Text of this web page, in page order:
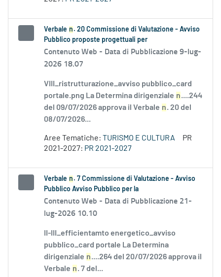
Verbale n . 20 Commissione di Valutazione - Avviso
Pubblico proposte progettuali per
Contenuto Web - Data di Pubblicazione 9-lug-
2026 18.07
VIII_ristrutturazione_avviso pubblico_card
portale.png La Determina dirigenziale n....244
del 09/07/2026 approva il Verbale n. 20 del
08/07/2026...
Aree Tematiche: TURISMO E CULTURA
PR
2021-2027: PR 2021-2027
Verbale n . 7 Commissione di Valutazione - Avviso
Pubblico Avviso Pubblico per la
Contenuto Web - Data di Pubblicazione 21-
lug-2026 10.10
II-III_efficientamto energetico_avviso
pubblico_card portale La Determina
dirigenziale n....264 del 20/07/2026 approva il
Verbale n. 7 del...